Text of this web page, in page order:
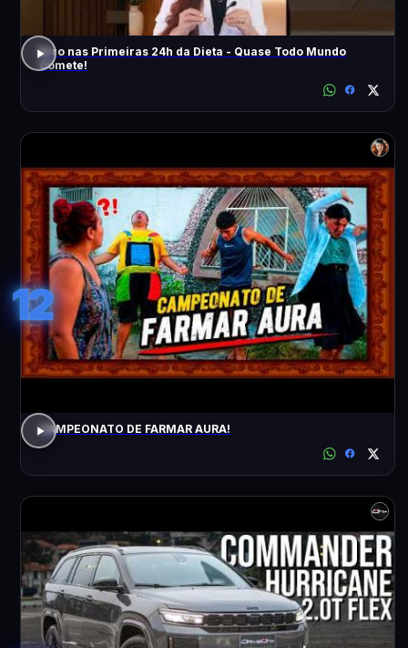
Erro nas Primeiras 24h da Dieta - Quase Todo Mundo
Comete!
12
CAMPEONATO DE FARMAR AURA!